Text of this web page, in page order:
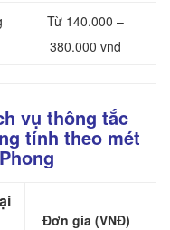
Từ 140.000 –
380.000 vnđ
vụ thông tắc
tính theo mét
Đơn gia (VNĐ)